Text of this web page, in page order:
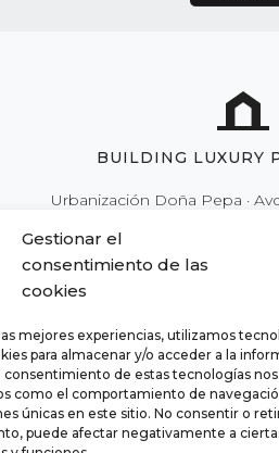
Gestionar el
consentimiento de las
cookies
mejores experiencias, utilizamos
para almacenar y/o acceder a la
consentimiento de estas tecnologías
como el comportamiento de
únicas en este sitio. No consentir o
puede afectar negativamente a
BUILDING LUXURY
Urbanización Doña Pepa ·
nº59 · 03170 Rojales
Tel.(34) 902 111 777·(34) 966
© 2022 Euromarina ·
Integritet·